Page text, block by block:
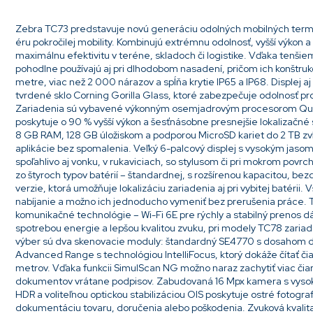
Zebra TC73 predstavuje novú generáciu odolných mobilných
éru pokročilej mobility. Kombinujú extrémnu odolnosť, vyšší výkon
maximálnu efektivitu v teréne, skladoch či logistike. Vďaka
pohodlne používajú aj pri dlhodobom nasadení, pričom ich
metre, viac než 2 000 nárazov a spĺňa krytie IP65 a IP68. Displej
tvrdené sklo Corning Gorilla Glass, ktoré zabezpečuje odolnosť
Zariadenia sú vybavené výkonným osemjadrovým procesorom
poskytuje o 90 % vyšší výkon a šesťnásobne presnejšie
8 GB RAM, 128 GB úložiskom a podporou MicroSD kariet do 2 TB
aplikácie bez spomalenia. Veľký 6-palcový displej s vysokým
spoľahlivo aj vonku, v rukaviciach, so stylusom či pri mokrom
zo štyroch typov batérií – štandardnej, s rozšírenou kapacitou,
verzie, ktorá umožňuje lokalizáciu zariadenia aj pri vybitej batérii.
nabíjanie a možno ich jednoducho vymeniť bez prerušenia práce.
komunikačné technológie – Wi-Fi 6E pre rýchly a stabilný prenos
spotrebou energie a lepšou kvalitou zvuku, pri modely TC78
výber sú dva skenovacie moduly: štandardný SE4770 s dosahom
Advanced Range s technológiou IntelliFocus, ktorý dokáže čítať
metrov. Vďaka funkcii SimulScan NG možno naraz zachytiť viac
dokumentov vrátane podpisov. Zabudovaná 16 Mpx kamera s
HDR a voliteľnou optickou stabilizáciou OIS poskytuje ostré
dokumentáciu tovaru, doručenia alebo poškodenia. Zvuková